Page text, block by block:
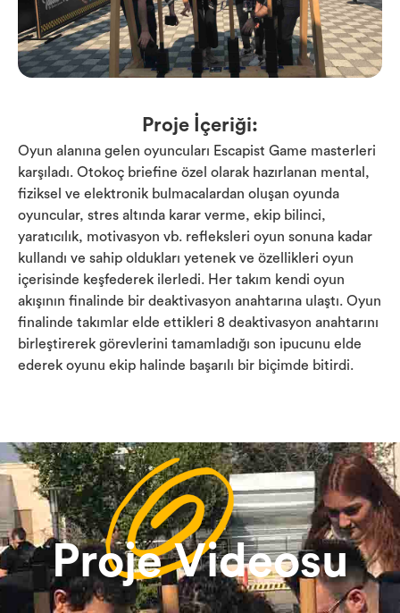
Proje İçeriği:
Oyun alanına gelen oyuncuları Escapist Game masterleri
karşıladı. Otokoç briefine özel olarak hazırlanan mental,
fiziksel ve elektronik bulmacalardan oluşan oyunda
oyuncular, stres altında karar verme, ekip bilinci,
yaratıcılık, motivasyon vb. refleksleri oyun sonuna kadar
kullandı ve sahip oldukları yetenek ve özellikleri oyun
içerisinde keşfederek ilerledi. Her takım kendi oyun
akışının finalinde bir deaktivasyon anahtarına ulaştı. Oyun
finalinde takımlar elde ettikleri 8 deaktivasyon anahtarını
birleştirerek görevlerini tamamladığı son ipucunu elde
ederek oyunu ekip halinde başarılı bir biçimde bitirdi.
Proje Videosu